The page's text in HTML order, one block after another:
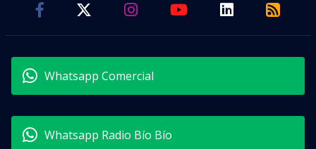
Whatsapp Comercial
Whatsapp Radio Bío Bío